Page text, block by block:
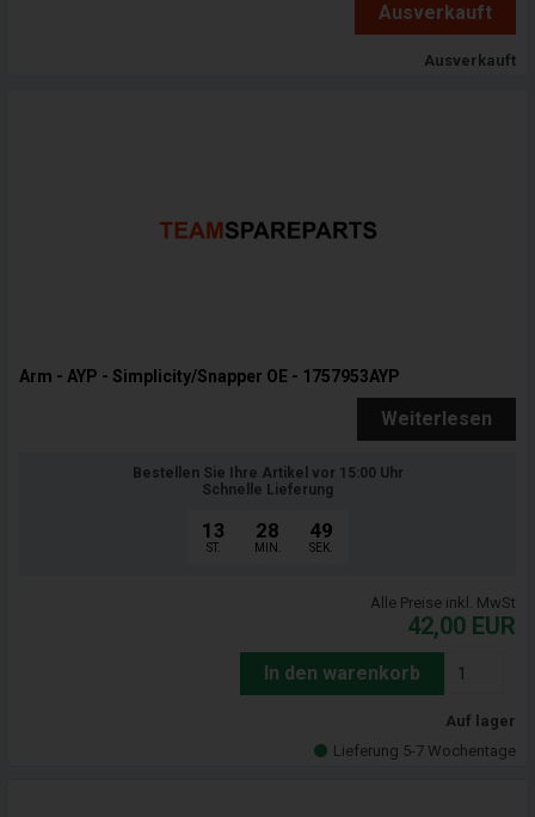
Ausverkauft
Ausverkauft
Arm - AYP - Simplicity/Snapper OE - 1757953AYP
Weiterlesen
Bestellen Sie Ihre Artikel vor 15:00 Uhr
Schnelle Lieferung
13
ST.
28
MIN.
47
SEK.
Alle Preise inkl. MwSt
42,00 EUR
In den warenkorb
Auf lager
Lieferung 5-7 Wochentage